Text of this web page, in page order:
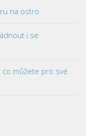
na ostro
i se
co můžete pro své